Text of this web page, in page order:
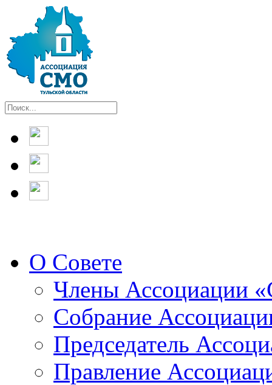
О Совете
Члены Ассоциации
Собрание
Председатель
Правление